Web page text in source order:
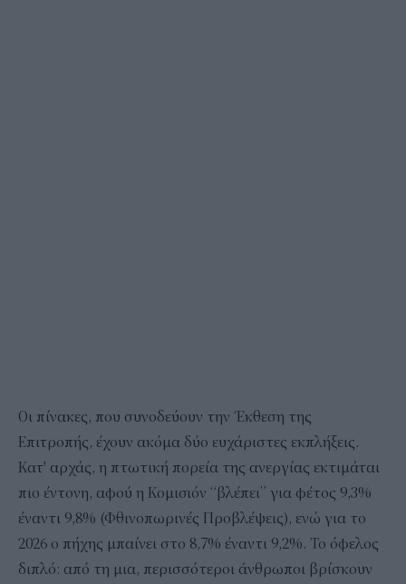
Οι πίνακες, που συνοδεύουν την Έκθεση της
Επιτροπής, έχουν ακόμα δύο ευχάριστες εκπλήξεις.
Κατ' αρχάς, η πτωτική πορεία της ανεργίας εκτιμάται
πιο έντονη, αφού η Κομισιόν “βλέπει” για φέτος 9,3%
έναντι 9,8% (Φθινοπωρινές Προβλέψεις), ενώ για το
2026 ο πήχης μπαίνει στο 8,7% έναντι 9,2%. Το όφελος
διπλό: από τη μια, περισσότεροι άνθρωποι βρίσκουν